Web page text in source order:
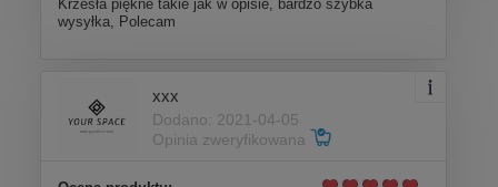
Krzesła piękne takie jak w opisie, bardzo szybka
wysyłka, Polecam
xxx
Dodano: 2021-04-05
Opinia zweryfikowana